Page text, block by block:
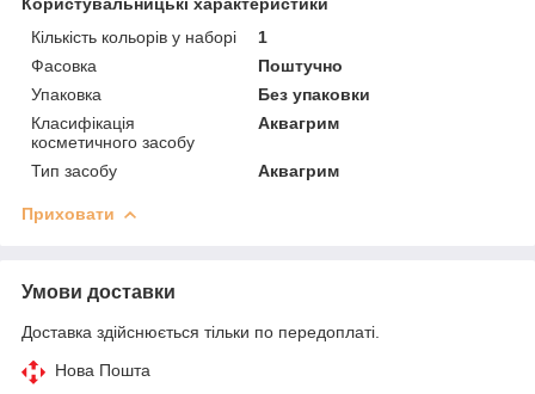
Кількість кольорів у наборі
1
Фасовка
Поштучно
Упаковка
Без упаковки
Класифікація
косметичного засобу
Аквагрим
Тип засобу Аквагрим
Приховати
Умови доставки
Доставка здійснюється тільки по передоплаті.
Нова Пошта